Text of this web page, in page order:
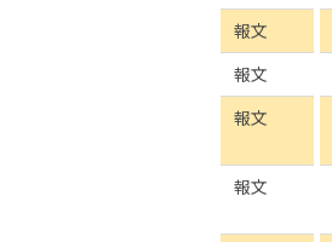
報文
報文
報文
報文